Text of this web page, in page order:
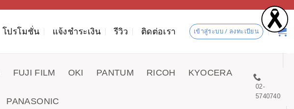
โปรโมชั่น แจ้งชำระเงิน รีวิว ติดต่อเรา เข้าสู่ระบบ / ลงทะเบียน
FUJI FILM OKI PANTUM RICOH KYOCERA
PANASONIC
02-
5740740